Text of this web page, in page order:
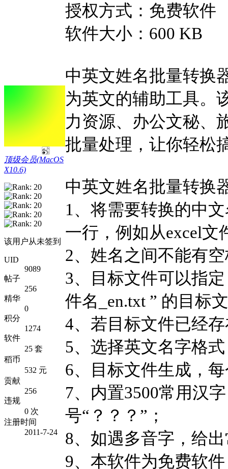
顶级会员(MacOS
X10.6)
该用户从未签到
UID
9089
帖子
256
精华
0
积分
1274
软件
25 套
稻币
532 元
贡献
256
违规
0 次
注册时间
2011-7-24
授权方式：免费软件
软件大小：600 KB
中英文姓名批量转换
为英文的辅助工具。
力资源、办公文秘、
批量处理，让你轻松
中英文姓名批量转换
1、将需要转换的中
一行，例如从excel
2、姓名之间不能有
3、目标文件可以指
件名_en.txt ” 的目标
4、若目标文件已经
5、选择英文名字格
6、目标文件生成，
7、内置3500常用汉
号“？？？”；
8、如遇多音字，给
9、本软件为免费软